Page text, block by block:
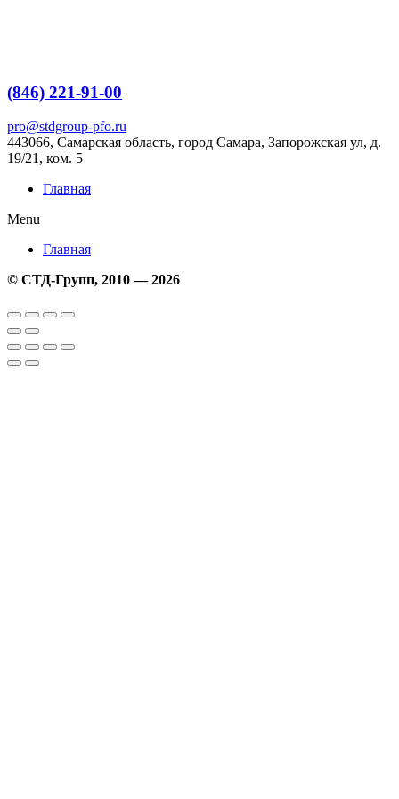
(846) 221-91-00
pro@stdgroup-pfo.ru
443066, Самарская область, город Самара, Запорожская ул, д.
19/21, ком. 5
Главная
Menu
Главная
© СТД-Групп, 2010 — 2026